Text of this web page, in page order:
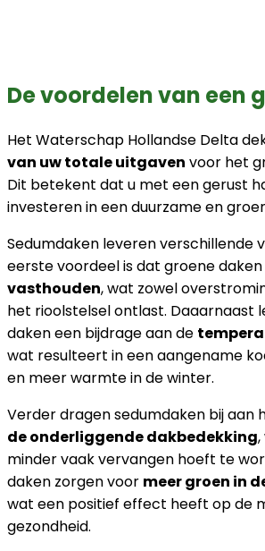
De voordelen van een
Het Waterschap Hollandse Delta
van uw totale uitgaven voor het
Dit betekent dat u met een gerust
investeren in een duurzame en
Sedumdaken leveren verschillende
eerste voordeel is dat groene daken
vasthouden, wat zowel
het rioolstelsel ontlast. Daaarnaast
daken een bijdrage aan de
wat resulteert in een aangename
en meer warmte in de winter.
Verder dragen sedumdaken bij aan
de onderliggende dakbedekking
minder vaak vervangen hoeft te
daken zorgen voor meer groen in
wat een positief effect heeft op de
gezondheid.